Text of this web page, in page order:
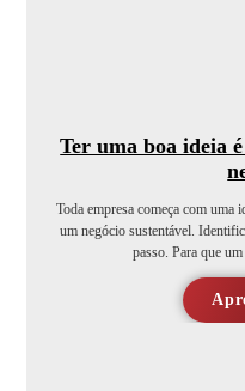
Ter uma boa ideia
Toda empresa começa com uma
um negócio sustentável.
passo. Para que